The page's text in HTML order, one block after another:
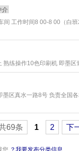
介
间 工作时间8 00-8 00（白
练操作10色印刷机 即墨
区真水一路8号 负责全国
69条 1 2 下
您 ？我要发布分类信息